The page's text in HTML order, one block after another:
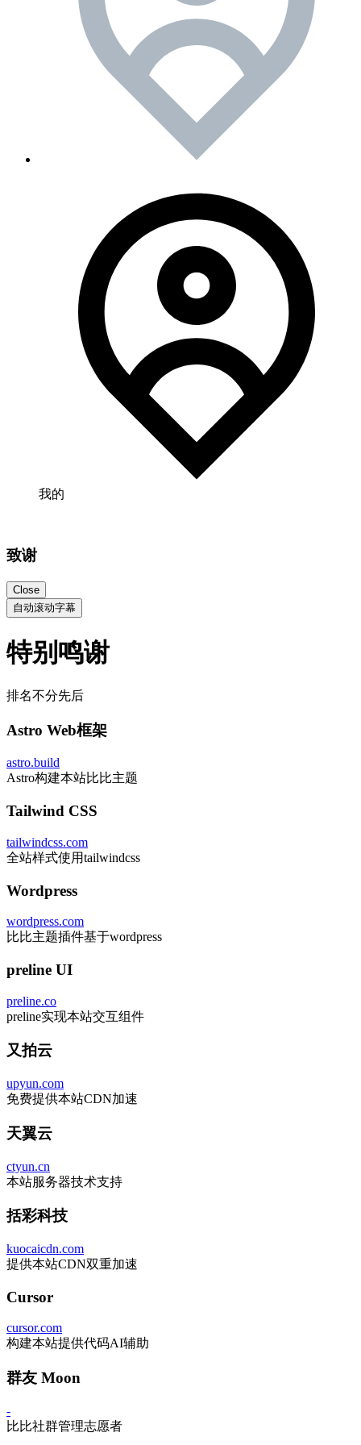
我的
致谢
Close
自动滚动字幕
特别鸣谢
排名不分先后
Astro Web框架
astro.build
Astro构建本站比比主题
Tailwind CSS
tailwindcss.com
全站样式使用tailwindcss
Wordpress
wordpress.com
比比主题插件基于wordpress
preline UI
preline.co
preline实现本站交互组件
又拍云
upyun.com
免费提供本站CDN加速
天翼云
ctyun.cn
本站服务器技术支持
括彩科技
kuocaicdn.com
提供本站CDN双重加速
Cursor
cursor.com
构建本站提供代码AI辅助
群友 Moon
-
比比社群管理志愿者